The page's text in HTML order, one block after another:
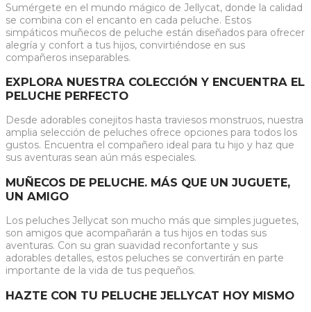
Sumérgete en el mundo mágico de Jellycat, donde la calidad
se combina con el encanto en cada peluche. Estos
simpáticos muñecos de peluche están diseñados para ofrecer
alegría y confort a tus hijos, convirtiéndose en sus
compañeros inseparables.
EXPLORA NUESTRA COLECCIÓN Y ENCUENTRA EL
PELUCHE PERFECTO
Desde adorables conejitos hasta traviesos monstruos, nuestra
amplia selección de peluches ofrece opciones para todos los
gustos. Encuentra el compañero ideal para tu hijo y haz que
sus aventuras sean aún más especiales.
MUÑECOS DE PELUCHE. MÁS QUE UN JUGUETE,
UN AMIGO
Los peluches Jellycat son mucho más que simples juguetes,
son amigos que acompañarán a tus hijos en todas sus
aventuras. Con su gran suavidad reconfortante y sus
adorables detalles, estos peluches se convertirán en parte
importante de la vida de tus pequeños.
HAZTE CON TU PELUCHE JELLYCAT HOY MISMO